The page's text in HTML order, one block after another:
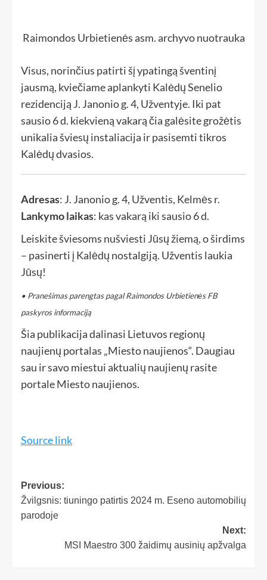
Raimondos Urbietienės asm. archyvo nuotrauka
Visus, norinčius patirti šį ypatingą šventinį
jausmą, kviečiame aplankyti Kalėdų Senelio
rezidenciją J. Janonio g. 4, Užventyje. Iki pat
sausio 6 d. kiekvieną vakarą čia galėsite grožėtis
unikalia šviesų instaliacija ir pasisemti tikros
Kalėdų dvasios.
Adresas: J. Janonio g. 4, Užventis, Kelmės r.
Lankymo laikas: kas vakarą iki sausio 6 d.
Leiskite šviesoms nušviesti Jūsų žiemą, o širdims
– pasinerti į Kalėdų nostalgiją. Užventis laukia
Jūsų!
• Pranešimas parengtas pagal Raimondos Urbietienės FB
paskyros informaciją
Šia publikacija dalinasi Lietuvos regionų
naujienų portalas „Miesto naujienos“. Daugiau
sau ir savo miestui aktualių naujienų rasite
portale Miesto naujienos.
Source link
Previous:
Žvilgsnis: tiuningo patirtis 2024 m. Eseno automobilių
parodoje
Next:
MSI Maestro 300 žaidimų ausinių apžvalga